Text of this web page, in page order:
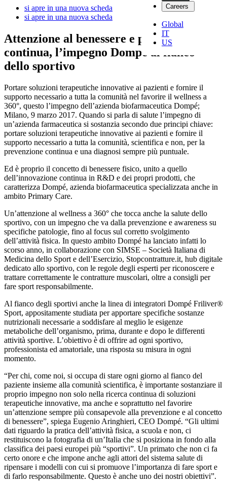
Careers
Global
IT
US
si apre in una nuova scheda
si apre in una nuova scheda
Attenzione al benessere e prevenzione
continua, l’impegno Dompé al fianco
dello sportivo
Portare soluzioni terapeutiche innovative ai pazienti e fornire il
supporto necessario a tutta la comunità nel favorire il wellness a
360°, questo l’impegno dell’azienda biofarmaceutica Dompé;
Milano, 9 marzo 2017. Quando si parla di salute l’impegno di
un’azienda farmaceutica si sostanzia secondo due principi chiave:
portare soluzioni terapeutiche innovative ai pazienti e fornire il
supporto necessario a tutta la comunità, scientifica e non, per la
prevenzione continua e una diagnosi sempre più puntuale.
Ed è proprio il concetto di benessere fisico, unito a quello
dell’innovazione continua in R&D e dei propri prodotti, che
caratterizza Dompé, azienda biofarmaceutica specializzata anche in
ambito Primary Care.
Un’attenzione al wellness a 360° che tocca anche la salute dello
sportivo, con un impegno che va dalla prevenzione e awareness su
specifiche patologie, fino al focus sul corretto svolgimento
dell’attività fisica. In questo ambito Dompé ha lanciato infatti lo
scorso anno, in collaborazione con SIMSE – Società Italiana di
Medicina dello Sport e dell’Esercizio, Stopcontratture.it, hub digitale
dedicato allo sportivo, con le regole degli esperti per riconoscere e
trattare correttamente le contratture muscolari, oltre a consigli per
fare sport responsabilmente.
Al fianco degli sportivi anche la linea di integratori Dompé Friliver®
Sport, appositamente studiata per apportare specifiche sostanze
nutrizionali necessarie a soddisfare al meglio le esigenze
metaboliche dell’organismo, prima, durante e dopo le differenti
attività sportive. L’obiettivo è di offrire ad ogni sportivo,
professionista ed amatoriale, una risposta su misura in ogni
momento.
“Per chi, come noi, si occupa di stare ogni giorno al fianco del
paziente insieme alla comunità scientifica, è importante sostanziare il
proprio impegno non solo nella ricerca continua di soluzioni
terapeutiche innovative, ma anche e soprattutto nel favorire
un’attenzione sempre più consapevole alla prevenzione e al concetto
di benessere”, spiega Eugenio Aringhieri, CEO Dompé. “Gli ultimi
dati riguardo la pratica dell’attività fisica, a scuola e non, ci
restituiscono la fotografia di un’Italia che si posiziona in fondo alla
classifica dei paesi europei più “sportivi”. Un primato che non ci fa
certo onore e che impone anche agli attori del sistema salute di
ripensare i modelli con cui si promuove l’importanza di fare sport e
di farlo responsabilmente. Questo è anche uno dei nostri obiettivi”.